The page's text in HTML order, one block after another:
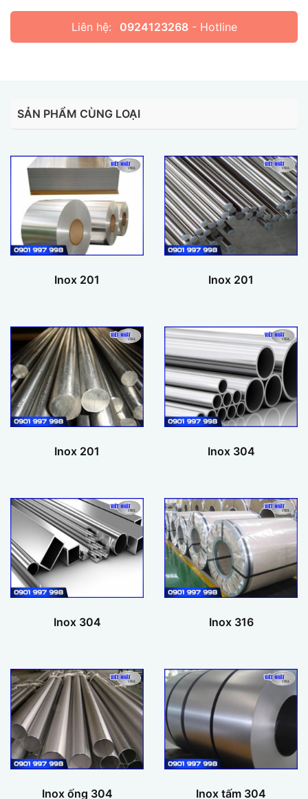
Liên hệ: 0924123268- Hotline
SẢN PHẨM CÙNG LOẠI
Inox 201 Inox 201
Inox 201 Inox 304
Inox 304 Inox 316
Inox ống 304 Inox tấm 304